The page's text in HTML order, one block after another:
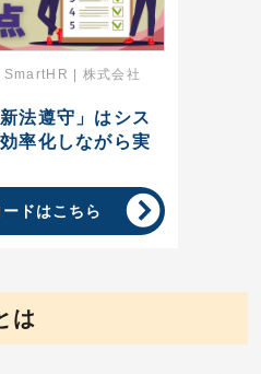
| 株式会社
法遵守」はシス
率化しながら実
ドはこちら
は